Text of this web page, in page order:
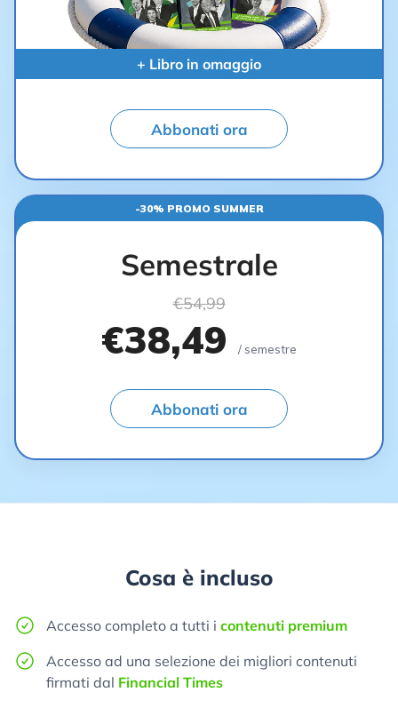
+ Libro in omaggio
Abbonati ora
-30% PROMO SUMMER
Semestrale
€54,99
€38,49 / semestre
Abbonati ora
Cosa è incluso
Accesso completo a tutti i contenuti premium
Accesso ad una selezione dei migliori contenuti
firmati dal Financial Times